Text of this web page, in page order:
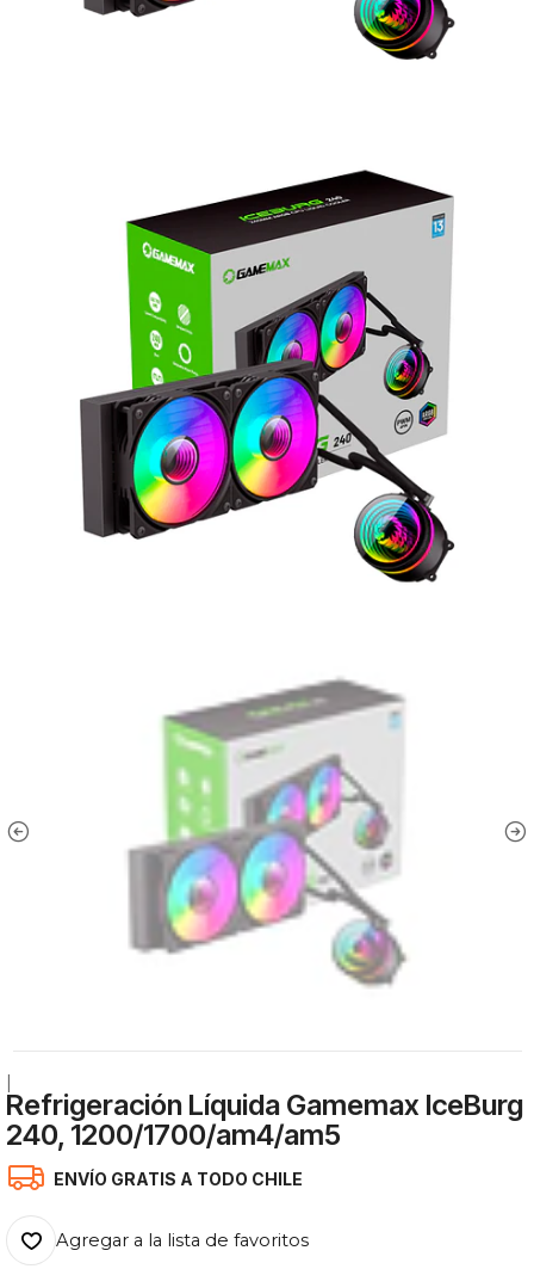
Refrigeración Líquida Gamemax IceBurg
240, 1200/1700/am4/am5
ENVÍO GRATIS A TODO CHILE
Agregar a la lista de favoritos